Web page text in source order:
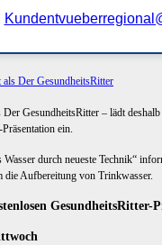
Der GesundheitsRitter – lädt
ein.
durch neueste Technik“
die Aufbereitung von Trinkwasser.
GesundheitsRitter-